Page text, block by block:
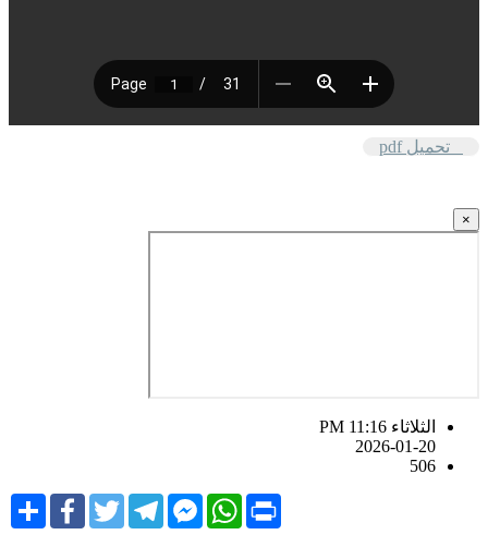
تحميل pdf
الثلاثاء PM 11:16
2026-01-20
506
ShareFacebookTwitterTelegramFacebook
Messenger
WhatsApp Print